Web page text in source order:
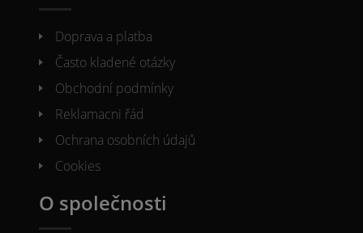
Doprava a platba
Často kladené otázky
Obchodní podmínky
Reklamacni řád
Ochrana osobních údajů
Cookies
O společnosti